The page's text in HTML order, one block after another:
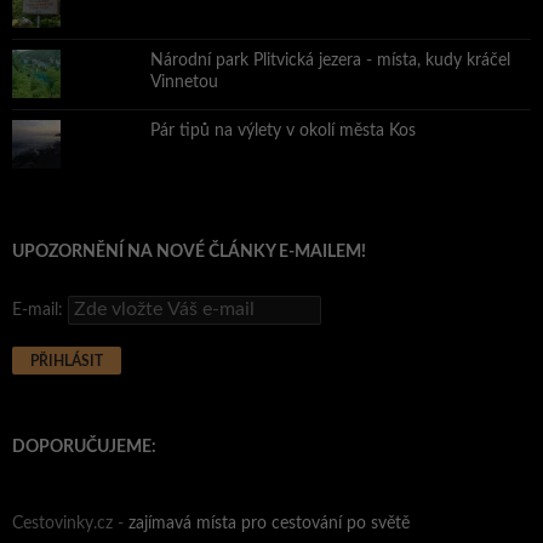
Národní park Plitvická jezera - místa, kudy kráčel
Vinnetou
Pár tipů na výlety v okolí města Kos
UPOZORNĚNÍ NA NOVÉ ČLÁNKY E-MAILEM!
E-mail:
DOPORUČUJEME:
Cestovinky.cz - zajímavá místa pro cestování po světě